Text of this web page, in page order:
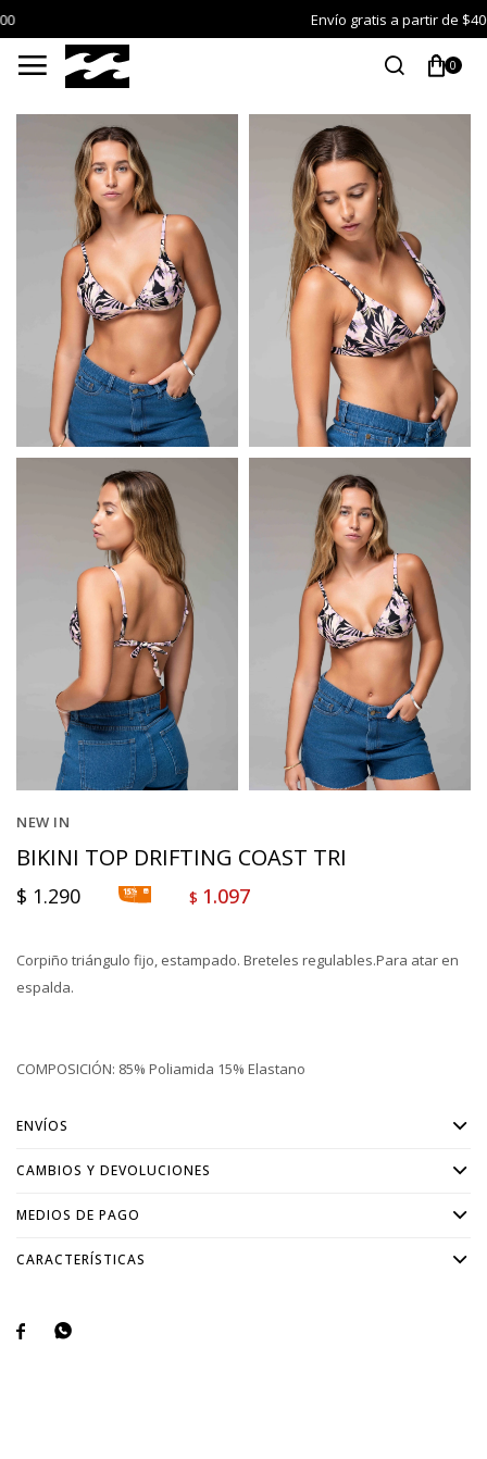
Envío gratis a partir de $4000
0

NEW IN
BIKINI TOP DRIFTING COAST TRI
$ 1.290 $ 1.097
Corpiño triángulo fijo, estampado. Breteles regulables.Para atar en
espalda.
COMPOSICIÓN: 85% Poliamida 15% Elastano
ENVÍOS
CAMBIOS Y DEVOLUCIONES
MEDIOS DE PAGO
CARACTERÍSTICAS
 